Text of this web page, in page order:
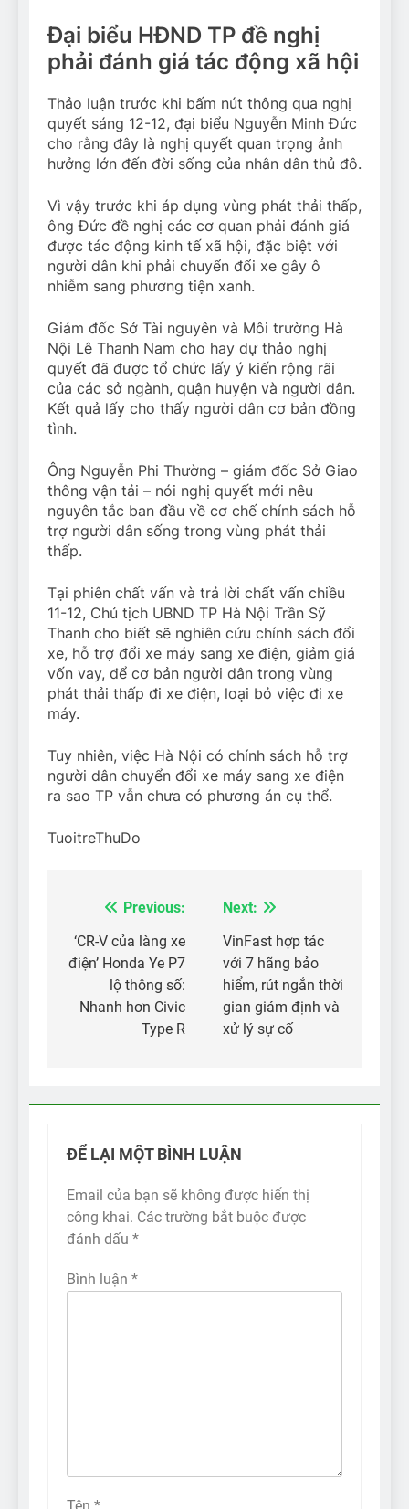
Đại biểu HĐND TP đề nghị
phải đánh giá tác động xã hội
Thảo luận trước khi bấm nút thông qua nghị
quyết sáng 12-12, đại biểu Nguyễn Minh Đức
cho rằng đây là nghị quyết quan trọng ảnh
hưởng lớn đến đời sống của nhân dân thủ đô.
Vì vậy trước khi áp dụng vùng phát thải thấp,
ông Đức đề nghị các cơ quan phải đánh giá
được tác động kinh tế xã hội, đặc biệt với
người dân khi phải chuyển đổi xe gây ô
nhiễm sang phương tiện xanh.
Giám đốc Sở Tài nguyên và Môi trường Hà
Nội Lê Thanh Nam cho hay dự thảo nghị
quyết đã được tổ chức lấy ý kiến rộng rãi
của các sở ngành, quận huyện và người dân.
Kết quả lấy cho thấy người dân cơ bản đồng
tình.
Ông Nguyễn Phi Thường – giám đốc Sở Giao
thông vận tải – nói nghị quyết mới nêu
nguyên tắc ban đầu về cơ chế chính sách hỗ
trợ người dân sống trong vùng phát thải
thấp.
Tại phiên chất vấn và trả lời chất vấn chiều
11-12, Chủ tịch UBND TP Hà Nội Trần Sỹ
Thanh cho biết sẽ nghiên cứu chính sách đổi
xe, hỗ trợ đổi xe máy sang xe điện, giảm giá
vốn vay, để cơ bản người dân trong vùng
phát thải thấp đi xe điện, loại bỏ việc đi xe
máy.
Tuy nhiên, việc Hà Nội có chính sách hỗ trợ
người dân chuyển đổi xe máy sang xe điện
ra sao TP vẫn chưa có phương án cụ thể.
TuoitreThuDo
Điều
hướng
bài
viết
Previous:
‘CR-V của làng xe
điện’ Honda Ye P7
lộ thông số:
Nhanh hơn Civic
Type R
Next:
VinFast hợp tác
với 7 hãng bảo
hiểm, rút ngắn thời
gian giám định và
xử lý sự cố
ĐỂ LẠI MỘT BÌNH LUẬN
Email của bạn sẽ không được hiển thị
công khai. Các trường bắt buộc được
đánh dấu *
Bình luận *
Tên *